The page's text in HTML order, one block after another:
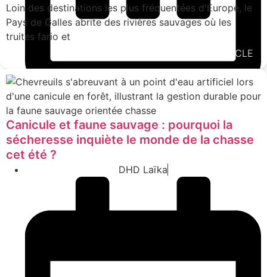
29 juin 2026
News Chasse et Pêche
Loin des destinations les plus fréquentées d'Europe, le
Pays de Galles abrite des rivières sauvages où les
truites fario et
LIRE L'ARTICLE
Canicule et faune sauvage : pourquoi la
sécheresse inquiète le monde de la chasse
cet été ?
DHD Laïka